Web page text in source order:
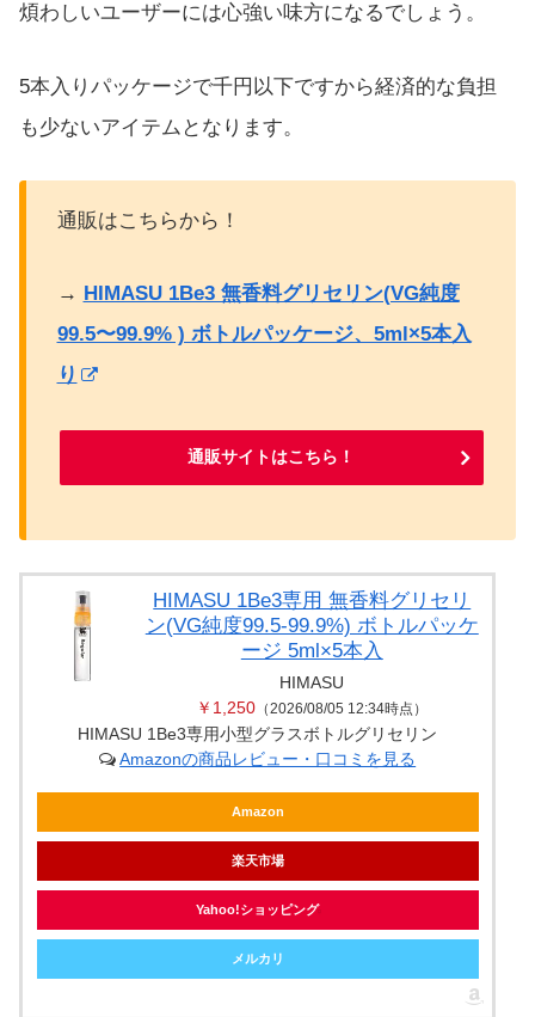
煩わしいユーザーには心強い味方になるでしょう。
5本入りパッケージで千円以下ですから経済的な負担
も少ないアイテムとなります。
通販はこちらから！
→ HIMASU 1Be3 無香料グリセリン(VG純度
99.5〜99.9% ) ボトルパッケージ、5ml×5本入
り
通販サイトはこちら！
HIMASU 1Be3専用 無香料グリセリ
ン(VG純度99.5-99.9%) ボトルパッケ
ージ 5ml×5本入
HIMASU
￥1,250 （2026/08/05 12:34時点）
HIMASU 1Be3専用小型グラスボトルグリセリン
Amazonの商品レビュー・口コミを見る
Amazon
楽天市場
Yahoo!ショッピング
メルカリ